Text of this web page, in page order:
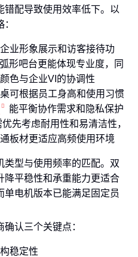
错配导致使用效率低下。以
业形象展示和访客接待功
形吧台更能体现专业度，同
色与企业VI的协调性
可根据员工身高和使用习惯
能平衡协作需求和隐私保护
先考虑耐用性和易清洁性，
板材更适应高频使用环境
类型与使用频率的匹配。双
降平稳性和承重能力更适合
单电机版本已能满足固定员
认三个关键点：
稳定性